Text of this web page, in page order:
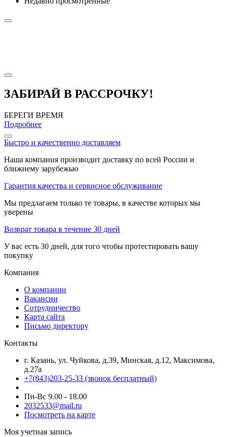
ЗАБИРАЙ В РАССРОЧКУ!
БЕРЕГИ ВРЕМЯ
Подробнее
Быстро и качественно доставляем
Наша компания производит доставку по всей России и
ближнему зарубежью
Гарантия качества и сервисное обслуживание
Мы предлагаем только те товары, в качестве которых мы
уверены
Возврат товара в течение 30 дней
У вас есть 30 дней, для того чтобы протестировать вашу
покупку
Компания
О компании
Вакансии
Сотрудничество
Карта сайта
Письмо директору
Контакты
г. Казань, ул. Чуйкова, д.39, Минская, д.12, Максимова,
д.27а
+7(843)203-25-33 (звонок бесплатный)
Пн-Вс 9.00 - 18.00
2032533@mail.ru
Посмотреть на карте
Моя учетная запись